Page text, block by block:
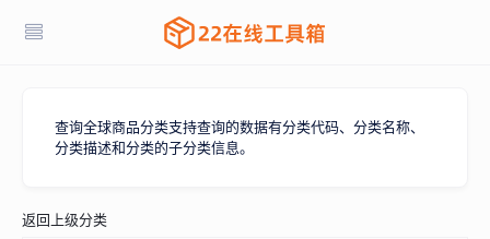
查询全球商品分类支持查询的数据有分类代码、分类名称、
分类描述和分类的子分类信息。
返回上级分类